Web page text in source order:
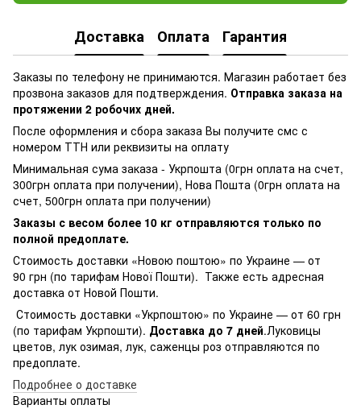
Доставка Оплата Гарантия
Заказы по телефону не принимаются. Магазин работает без
прозвона заказов для подтверждения. Отправка заказа на
протяжении 2 робочих дней.
После оформления и сбора заказа Вы получите смс с
номером ТТН или реквизиты на оплату
Минимальная сума заказа - Укрпошта (0грн оплата на счет,
300грн оплата при получении), Нова Пошта (0грн оплата на
счет, 500грн оплата при получении)
Заказы с весом более 10 кг отправляются только по
полной предоплате.
Стоимость доставки «Новою поштою» по Украине — от
90 грн (по тарифам Нової Пошти). Также есть адресная
доставка от Новой Пошти.
Стоимость доставки «Укрпоштою» по Украине — от 60 грн
(по тарифам Укрпошти). Доставка до 7 дней.Луковицы
цветов, лук озимая, лук, саженцы роз отправляются по
предоплате.
Подробнее о доставке
Варианты оплаты